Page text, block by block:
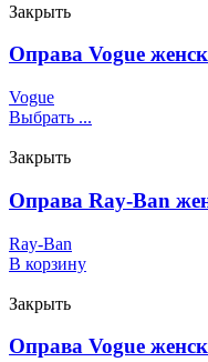
Закрыть
Оправа Vogue
Vogue
Выбрать ...
Закрыть
Оправа Ray-Ban
Ray-Ban
В корзину
Закрыть
Оправа Vogue